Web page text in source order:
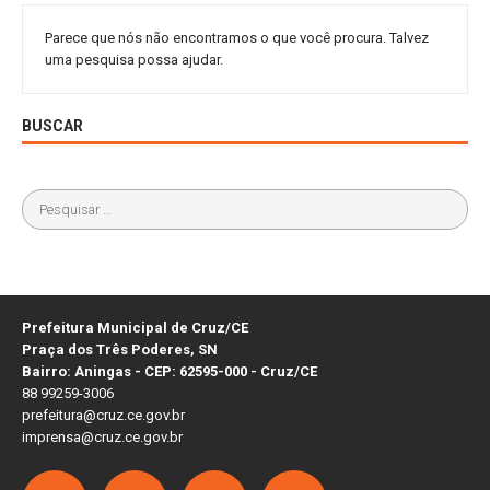
Parece que nós não encontramos o que você procura. Talvez
uma pesquisa possa ajudar.
BUSCAR
Prefeitura Municipal de Cruz/CE
Praça dos Três Poderes, SN
Bairro: Aningas - CEP: 62595-000 - Cruz/CE
88 99259-3006
prefeitura@cruz.ce.gov.br
imprensa@cruz.ce.gov.br